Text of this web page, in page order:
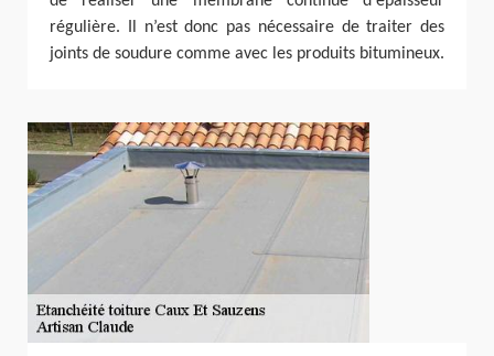
régulière. Il n’est donc pas nécessaire de traiter des
joints de soudure comme avec les produits bitumineux.